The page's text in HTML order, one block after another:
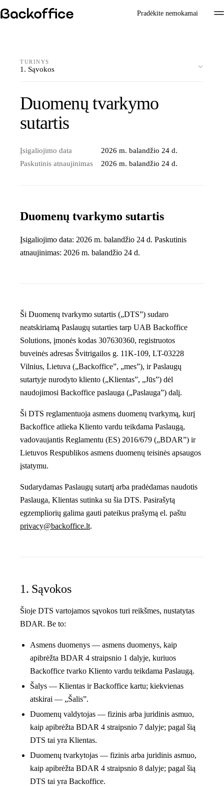
Pradėkite nemokamai
TURINYS
1. Sąvokos
Duomenų tvarkymo
sutartis
Įsigaliojimo data
2026 m. balandžio 24 d.
Paskutinis atnaujinimas
2026 m. balandžio 24 d.
Duomenų tvarkymo sutartis
Įsigaliojimo data: 2026 m. balandžio 24 d. Paskutinis
atnaujinimas: 2026 m. balandžio 24 d.
Ši Duomenų tvarkymo sutartis („DTS”) sudaro
neatskiriamą Paslaugų sutarties tarp UAB Backoffice
Solutions, įmonės kodas 307630360, registruotos
buveinės adresas Švitrigailos g. 11K-109, LT-03228
Vilnius, Lietuva („Backoffice”, „mes”), ir Paslaugų
sutartyje nurodyto kliento („Klientas”, „Jūs”) dėl
naudojimosi Backoffice paslauga („Paslauga”) dalį.
Ši DTS reglamentuoja asmens duomenų tvarkymą, kurį
Backoffice atlieka Kliento vardu teikdama Paslaugą,
vadovaujantis Reglamentu (ES) 2016/679 („BDAR”) ir
Lietuvos Respublikos asmens duomenų teisinės apsaugos
įstatymu.
Sudarydamas Paslaugų sutartį arba pradėdamas naudotis
Paslauga, Klientas sutinka su šia DTS. Pasirašytą
egzempliorių galima gauti pateikus prašymą el. paštu
privacy@backoffice.lt.
1. Sąvokos
Šioje DTS vartojamos sąvokos turi reikšmes, nustatytas
BDAR. Be to:
Asmens duomenys — asmens duomenys, kaip
apibrėžta BDAR 4 straipsnio 1 dalyje, kuriuos
Backoffice tvarko Kliento vardu teikdama Paslaugą.
Šalys — Klientas ir Backoffice kartu; kiekvienas
atskirai — „Šalis”.
Duomenų valdytojas — fizinis arba juridinis asmuo,
kaip apibrėžta BDAR 4 straipsnio 7 dalyje; pagal šią
DTS tai yra Klientas.
Duomenų tvarkytojas — fizinis arba juridinis asmuo,
kaip apibrėžta BDAR 4 straipsnio 8 dalyje; pagal šią
DTS tai yra Backoffice.